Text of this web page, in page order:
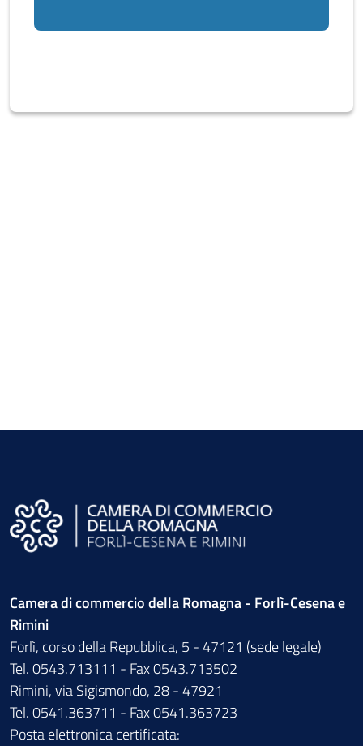
Camera di commercio della Romagna - Forlì-Cesena e
Rimini
Forlì, corso della Repubblica, 5 - 47121 (sede legale)
Tel. 0543.713111 - Fax 0543.713502
Rimini, via Sigismondo, 28 - 47921
Tel. 0541.363711 - Fax 0541.363723
Posta elettronica certificata: